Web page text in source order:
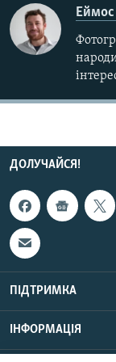
ДОЛУЧАЙСЯ!
ПІДТРИМКА
ІНФОРМАЦІЯ